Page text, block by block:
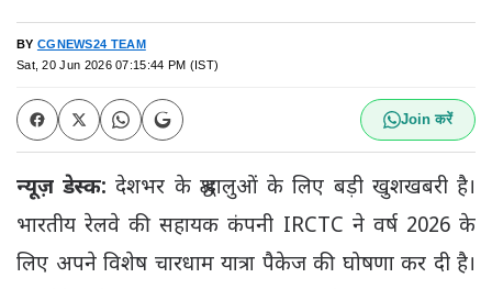
BY CGNEWS24 TEAM
Sat, 20 Jun 2026 07:15:44 PM (IST)
Join करें
न्यूज़ डेस्क: देशभर के श्रद्धालुओं के लिए बड़ी खुशखबरी है।
भारतीय रेलवे की सहायक कंपनी IRCTC ने वर्ष 2026 के
लिए अपने विशेष चारधाम यात्रा पैकेज की घोषणा कर दी है।